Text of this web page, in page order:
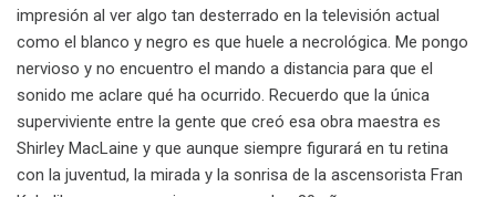
impresión al ver algo tan desterrado en la televisión actual
como el blanco y negro es que huele a necrológica. Me pongo
nervioso y no encuentro el mando a distancia para que el
sonido me aclare qué ha ocurrido. Recuerdo que la única
superviviente entre la gente que creó esa obra maestra es
Shirley MacLaine y que aunque siempre figurará en tu retina
con la juventud, la mirada y la sonrisa de la ascensorista Fran